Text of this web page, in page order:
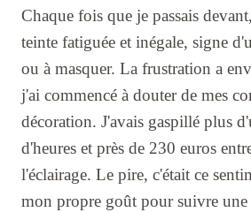
Chaque fois que je passais
teinte fatiguée et inégale, signe
ou à masquer. La frustration a
j'ai commencé à douter de mes
décoration. J'avais gaspillé plus
d'heures et près de 230 euros
l'éclairage. Le pire, c'était ce
mon propre goût pour suivre une